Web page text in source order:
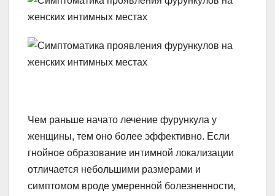
Чем раньше начато лечение фурункула у
женщины, тем оно более эффективно. Если
гнойное образование интимной локализации
отличается небольшими размерами и
симптомом вроде умеренной болезненности,